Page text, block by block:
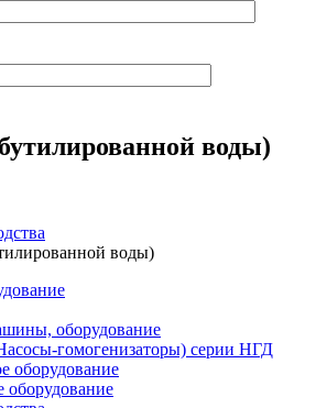
воды)
воды)
оборудование
гомогенизаторы) серии НГД
оборудование
оборудование